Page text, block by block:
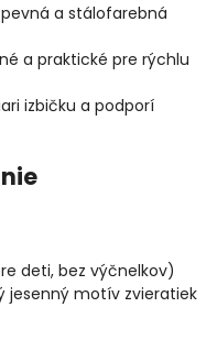
a stálofarebná
a praktické pre rýchlu
izbičku a podporí
deti, bez výčnelkov)
jesenný motív zvieratiek